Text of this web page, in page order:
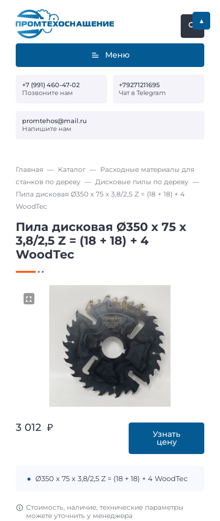
Меню
+7 (991) 460-47-02
Позвоните нам
+79271211695
Чат в Telegram
promtehos@mail.ru
Напишите нам
Главная Каталог
Расходные материалы для
станков по дереву
Дисковые пилы по дереву
Пила дисковая Ø350 х 75 х 3,8/2,5 Z = (18 + 18) + 4
WoodTec
Пила дисковая Ø350 х 75 х
3,8/2,5 Z = (18 + 18) + 4
WoodTec
3 012 ₽
Узнать
цену
Ø350 х 75 х 3,8/2,5 Z = (18 + 18) + 4 WoodTec
Стоимость, наличие, технические параметры
можете уточнить у менеджера
▲